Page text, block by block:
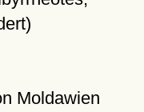
Moldawien